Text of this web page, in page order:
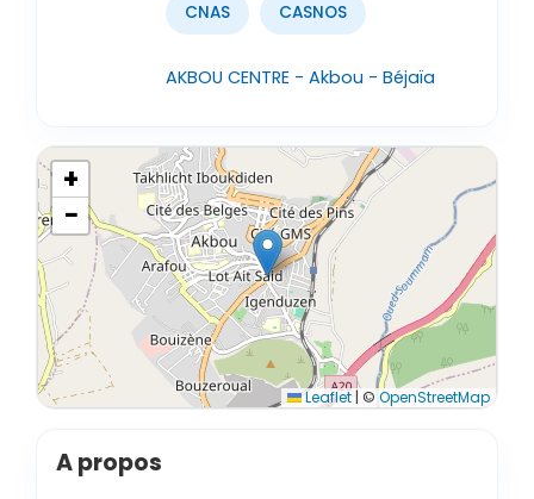
CNAS CASNOS
AKBOU CENTRE - Akbou - Béjaïa
+
−
Leaflet | © OpenStreetMap
A propos